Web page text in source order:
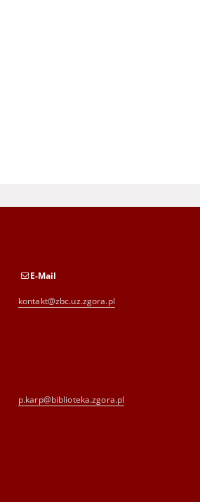
E-Mail
kontakt@zbc.uz.zgora.pl
p.karp@biblioteka.zgora.pl